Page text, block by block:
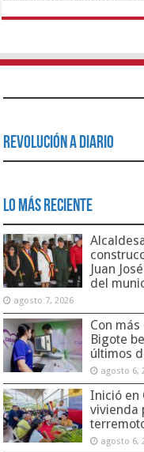
Revolución a Diario
Lo Más Reciente
Juan
del
agosto 7, 2026
Con
Bigote
últimos
agosto 6,
Inició en
vivienda
agosto 6,